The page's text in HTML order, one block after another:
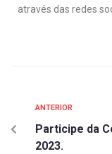
através das redes
ANTERIOR
Participe da
2023.